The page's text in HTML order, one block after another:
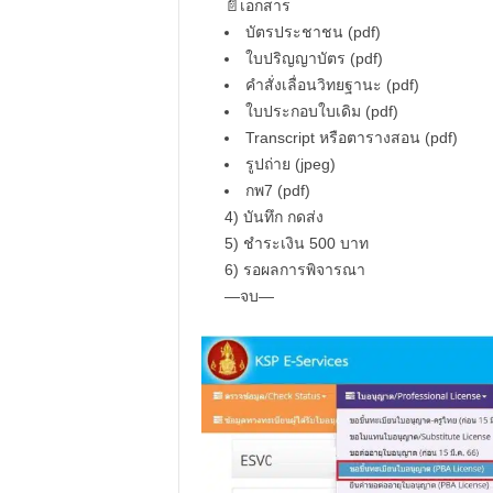
📄เอกสาร
บัตรประชาชน (pdf)
ใบปริญญาบัตร (pdf)
คำสั่งเลื่อนวิทยฐานะ (pdf)
ใบประกอบใบเดิม (pdf)
Transcript หรือตารางสอน (pdf)
รูปถ่าย (jpeg)
กพ7 (pdf)
4) บันทึก กดส่ง
5) ชำระเงิน 500 บาท
6) รอผลการพิจารณา
—จบ—